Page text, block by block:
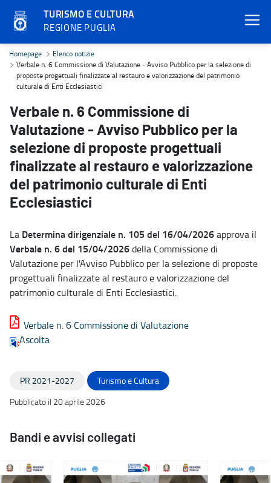
TURISMO E CULTURA
REGIONE PUGLIA
Verbale n. 6 Commissione di Valutazione - Avviso Pubblico per
Homepage
Elenco notizie
Verbale n. 6 Commissione di Valutazione - Avviso Pubblico per la selezione di
proposte progettuali finalizzate al restauro e valorizzazione del patrimonio
culturale di Enti Ecclesiastici
Verbale n. 6 Commissione di
Valutazione - Avviso Pubblico per la
selezione di proposte progettuali
finalizzate al restauro e valorizzazione
del patrimonio culturale di Enti
Ecclesiastici
La Determina dirigenziale n. 105 del 16/04/2026approva il
Verbale n. 6 del 15/04/2026della Commissione di
Valutazione per l'Avviso Pubblico per la selezione di proposte
progettuali finalizzate al restauro e valorizzazione del
patrimonio culturale di Enti Ecclesiastici.
Verbale n. 6 Commissione di Valutazione
Ascolta
PR 2021-2027
Turismo e Cultura
Pubblicato il 20 aprile 2026
Bandi e avvisi collegati